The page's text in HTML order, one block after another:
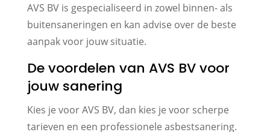
AVS BV is gespecialiseerd in zowel binnen- als
buitensaneringen en kan advise over de beste
aanpak voor jouw situatie.
De voordelen van AVS BV voor
jouw sanering
Kies je voor AVS BV, dan kies je voor scherpe
tarieven en een professionele asbestsanering.